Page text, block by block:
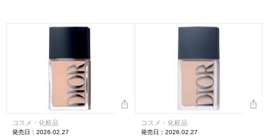
コスメ・化粧品
発売日：2026.02.27
コスメ・化粧品
発売日：2026.02.27